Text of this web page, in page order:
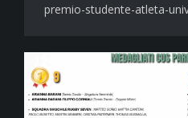
premio-studente-atleta-